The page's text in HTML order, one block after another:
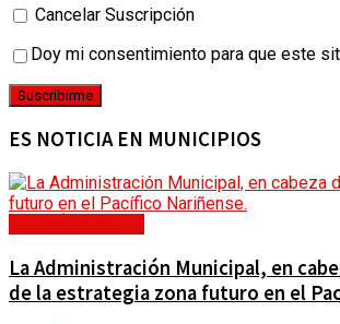
Cancelar Suscripción
Doy mi consentimiento para que este
ES NOTICIA EN MUNICIPIOS
La Administración Municipal, en
de la estrategia zona futuro en el